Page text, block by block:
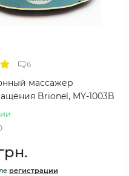
6
массажер
Brionel, MY-1003B
регистрации